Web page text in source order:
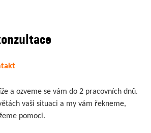
a ozveme se vám do 2 pracovních dnů.
vaši situaci a my vám řekneme,
pomoci.